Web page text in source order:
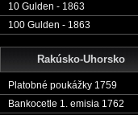
10 Gulden - 1863
100 Gulden - 1863
Rakúsko-Uhorsko
Platobné poukážky 1759
Bankocetle 1. emisia 1762